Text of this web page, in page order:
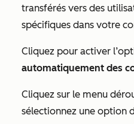
transférés vers des
spécifiques dans votre
Cliquez pour activer
automatiquement des
Cliquez sur le menu
sélectionnez une option